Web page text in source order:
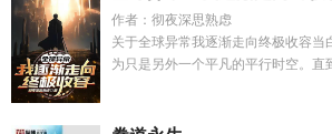
作者：彻夜深思熟虑
关于全球异常我逐渐走向终极收容当
为只是另外一个平凡的平行时空。直